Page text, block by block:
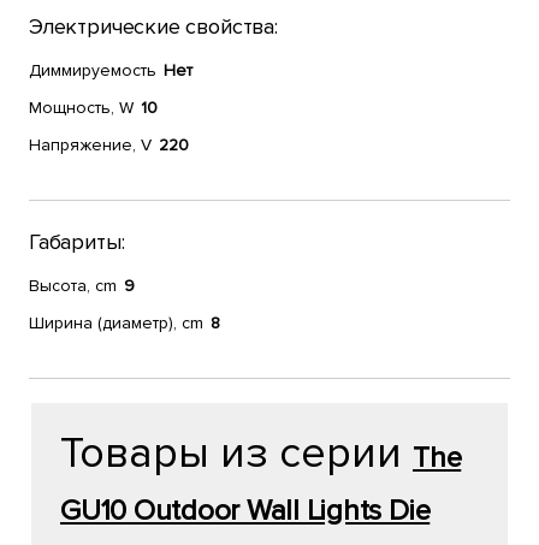
Электрические свойства:
Диммируемость Нет
Мощность, W 10
Напряжение, V 220
Габариты:
Высота, cm 9
Ширина (диаметр), cm 8
Товары из серии The
GU10 Outdoor Wall Lights Die